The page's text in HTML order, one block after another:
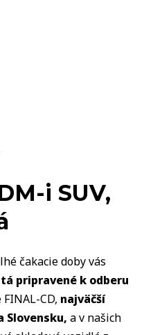
i SUV,
čakacie doby vás
pripravené k odberu
FINAL-CD, najväčší
Slovensku, a v našich